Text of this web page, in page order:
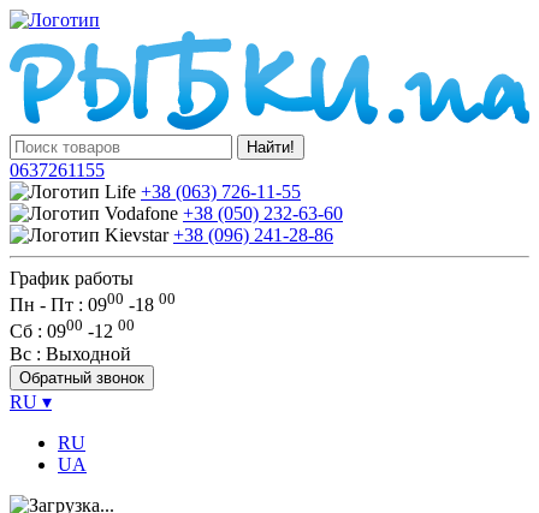
Найти!
0637261155
+38 (063) 726-11-55
+38 (050) 232-63-60
+38 (096) 241-28-86
График работы
Пн - Пт : 0900 -18 00
Сб : 0900 -12 00
Вс : Выходной
Обратный звонок
RU ▾
RU
UA